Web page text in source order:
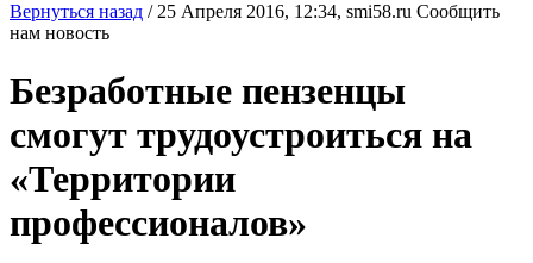
Вернуться назад / 25 Апреля 2016, 12:34, smi58.ru Сообщить
нам новость
Безработные пензенцы
смогут трудоустроиться на
«Территории
профессионалов»